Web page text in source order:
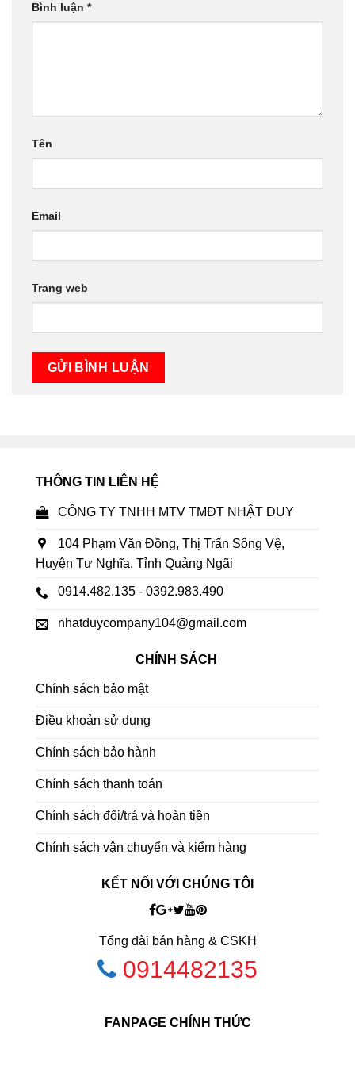
Bình luận *
Tên
Email
Trang web
THÔNG TIN LIÊN HỆ
CÔNG TY TNHH MTV TMĐT NHẬT DUY
104 Phạm Văn Đồng, Thị Trấn Sông Vệ,
Huyện Tư Nghĩa, Tỉnh Quảng Ngãi
0914.482.135 - 0392.983.490
nhatduycompany104@gmail.com
CHÍNH SÁCH
Chính sách bảo mật
Điều khoản sử dụng
Chính sách bảo hành
Chính sách thanh toán
Chính sách đổi/trả và hoàn tiền
Chính sách vận chuyển và kiểm hàng
KẾT NỐI VỚI CHÚNG TÔI
Tổng đài bán hàng & CSKH
0914482135
FANPAGE CHÍNH THỨC